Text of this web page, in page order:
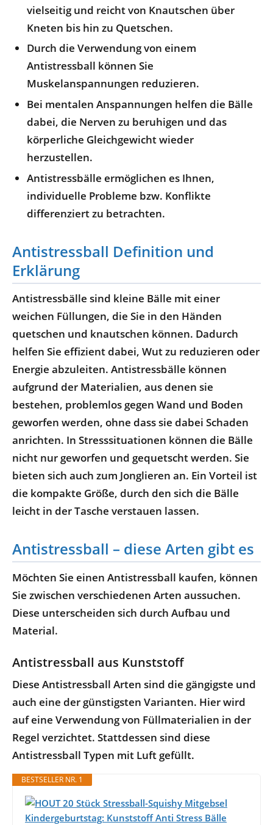
vielseitig und reicht von Knautschen über
Kneten bis hin zu Quetschen.
Durch die Verwendung von einem
Antistressball können Sie
Muskelanspannungen reduzieren.
Bei mentalen Anspannungen helfen die Bälle
dabei, die Nerven zu beruhigen und das
körperliche Gleichgewicht wieder
herzustellen.
Antistressbälle ermöglichen es Ihnen,
individuelle Probleme bzw. Konflikte
differenziert zu betrachten.
Antistressball Definition und
Erklärung
Antistressbälle sind kleine Bälle mit einer
weichen Füllungen, die Sie in den Händen
quetschen und knautschen können. Dadurch
helfen Sie effizient dabei, Wut zu reduzieren oder
Energie abzuleiten. Antistressbälle können
aufgrund der Materialien, aus denen sie
bestehen, problemlos gegen Wand und Boden
geworfen werden, ohne dass sie dabei Schaden
anrichten. In Stresssituationen können die Bälle
nicht nur geworfen und gequetscht werden. Sie
bieten sich auch zum Jonglieren an. Ein Vorteil ist
die kompakte Größe, durch den sich die Bälle
leicht in der Tasche verstauen lassen.
Antistressball – diese Arten gibt es
Möchten Sie einen Antistressball kaufen, können
Sie zwischen verschiedenen Arten aussuchen.
Diese unterscheiden sich durch Aufbau und
Material.
Antistressball aus Kunststoff
Diese Antistressball Arten sind die gängigste und
auch eine der günstigsten Varianten. Hier wird
auf eine Verwendung von Füllmaterialien in der
Regel verzichtet. Stattdessen sind diese
Antistressball Typen mit Luft gefüllt.
BESTSELLER NR. 1